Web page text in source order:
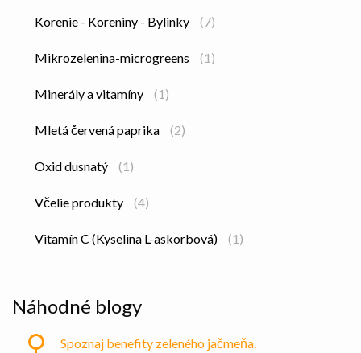
Korenie - Koreniny - Bylinky (7)
Mikrozelenina-microgreens (1)
Minerály a vitamíny (1)
Mletá červená paprika (2)
Oxid dusnatý (1)
Včelie produkty (4)
Vitamín C (Kyselina L-askorbová) (1)
Náhodné blogy
Spoznaj benefity zeleného jačmeňa.